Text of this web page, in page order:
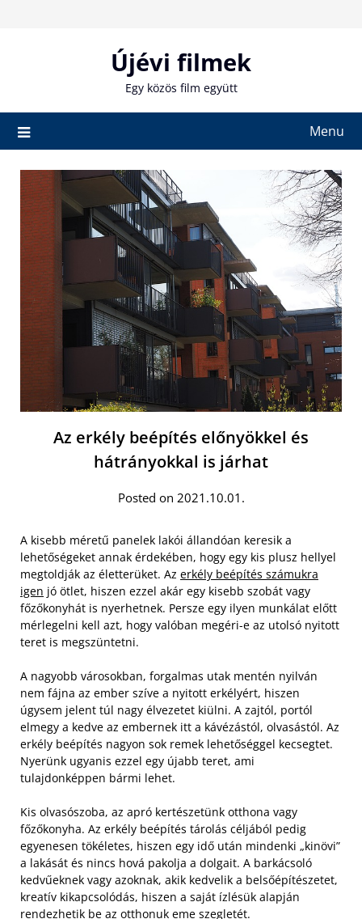
Újévi filmek
Egy közös film együtt
Menu
Az erkély beépítés előnyökkel és
hátrányokkal is járhat
Posted on 2021.10.01.
A kisebb méretű panelek lakói állandóan keresik a
lehetőségeket annak érdekében, hogy egy kis plusz hellyel
megtoldják az életterüket. Az erkély beépítés számukra
igen jó ötlet, hiszen ezzel akár egy kisebb szobát vagy
főzőkonyhát is nyerhetnek. Persze egy ilyen munkálat előtt
mérlegelni kell azt, hogy valóban megéri-e az utolsó nyitott
teret is megszüntetni.
A nagyobb városokban, forgalmas utak mentén nyilván
nem fájna az ember szíve a nyitott erkélyért, hiszen
úgysem jelent túl nagy élvezetet kiülni. A zajtól, portól
elmegy a kedve az embernek itt a kávézástól, olvasástól. Az
erkély beépítés nagyon sok remek lehetőséggel kecsegtet.
Nyerünk ugyanis ezzel egy újabb teret, ami
tulajdonképpen bármi lehet.
Kis olvasószoba, az apró kertészetünk otthona vagy
főzőkonyha. Az erkély beépítés tárolás céljából pedig
egyenesen tökéletes, hiszen egy idő után mindenki „kinövi”
a lakását és nincs hová pakolja a dolgait. A barkácsoló
kedvűeknek vagy azoknak, akik kedvelik a belsőépítészetet,
kreatív kikapcsolódás, hiszen a saját ízlésük alapján
rendezhetik be az otthonuk eme szegletét.